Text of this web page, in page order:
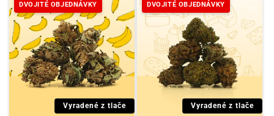
DVOJITÉ OBJEDNÁVKY
Vyradené z tlače
DVOJITÉ OBJEDNÁVKY
Vyradené z tlače